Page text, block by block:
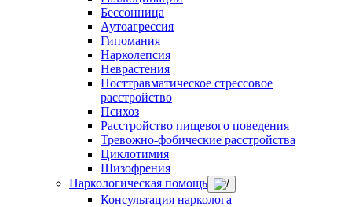
Бессонница
Аутоагрессия
Гипомания
Нарколепсия
Неврастения
Посттравматическое стрессовое
расстройство
Психоз
Расстройство пищевого поведения
Тревожно-фобические расстройства
Циклотимия
Шизофрения
Наркологическая помощь
Консультация нарколога